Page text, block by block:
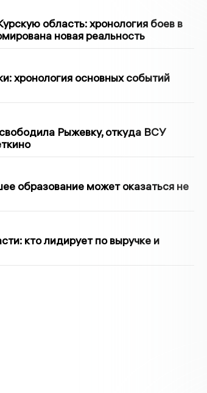
область: хронология боев в
новая реальность
хронология основных событий
Рыжевку, откуда ВСУ
образование может оказаться не
кто лидирует по выручке и